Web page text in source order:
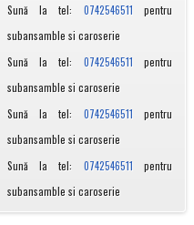
Sună la tel: 0742546511 pentru
subansamble si caroserie
Sună la tel: 0742546511 pentru
subansamble si caroserie
Sună la tel: 0742546511 pentru
subansamble si caroserie
Sună la tel: 0742546511 pentru
subansamble si caroserie